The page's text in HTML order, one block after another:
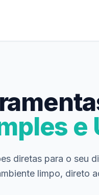
e
diretas para o seu
limpo, direto